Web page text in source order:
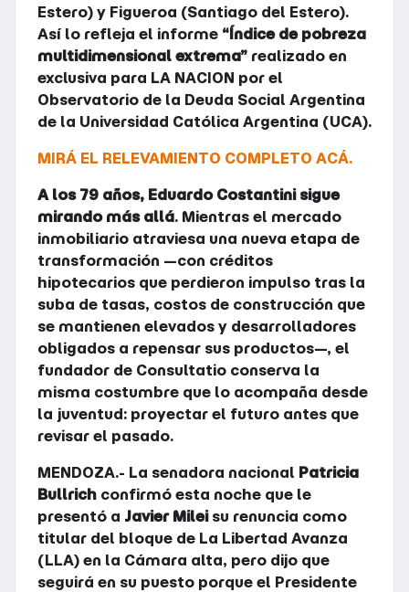
Estero) y Figueroa (Santiago del Estero).
Así lo refleja el informe “Índice de pobreza
multidimensional extrema” realizado en
exclusiva para LA NACION por el
Observatorio de la Deuda Social Argentina
de la Universidad Católica Argentina (UCA).
MIRÁ EL RELEVAMIENTO COMPLETO ACÁ.
A los 79 años, Eduardo Costantini sigue
mirando más allá. Mientras el mercado
inmobiliario atraviesa una nueva etapa de
transformación —con créditos
hipotecarios que perdieron impulso tras la
suba de tasas, costos de construcción que
se mantienen elevados y desarrolladores
obligados a repensar sus productos—, el
fundador de Consultatio conserva la
misma costumbre que lo acompaña desde
la juventud: proyectar el futuro antes que
revisar el pasado.
MENDOZA.- La senadora nacional Patricia
Bullrich confirmó esta noche que le
presentó a Javier Mileisu renuncia como
titular del bloque de La Libertad Avanza
(LLA) en la Cámara alta, pero dijo que
seguirá en su puesto porque el Presidente